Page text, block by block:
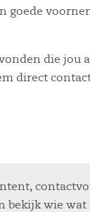
goede
die jou
direct
bekijk wie wat